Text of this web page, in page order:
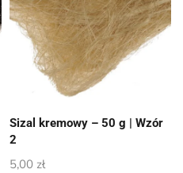
Sizal kremowy – 50 g | Wzór
2
5,00 zł